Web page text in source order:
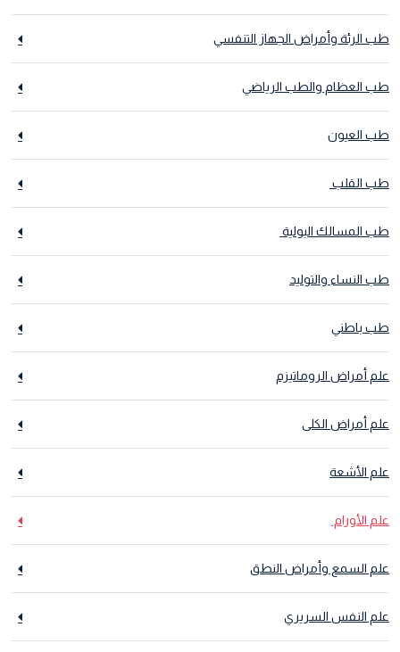
طب الرئة وأمراض الجهاز التنفسي
طب العظام والطب الرياضي
طب العيون
طب القلب
طب المسالك البولية
طب النساء والتوليد
طب باطني
علم أمراض الروماتيزم
علم أمراض الكلى
علم الأشعة
علم الأورام
علم السمع وأمراض النطق
علم النفس السريري